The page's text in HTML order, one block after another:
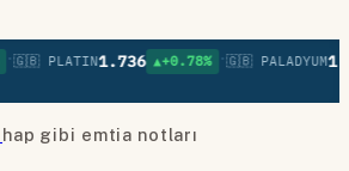
🇬🇧 PLATIN1.736 ▲+0.78% • 🇬🇧 PALADYUM
hap gibi emtia notları